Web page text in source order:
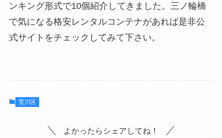
ンキング形式で10個紹介してきました。三ノ輪橋
で気になる格安レンタルコンテナがあれば是非公
式サイトをチェックしてみて下さい。
荒川区
よかったらシェアしてね！